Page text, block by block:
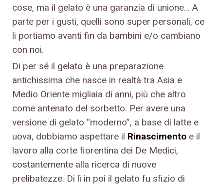
cose, ma il gelato è una garanzia di unione… A
parte per i gusti, quelli sono super personali, ce
li portiamo avanti fin da bambini e/o cambiano
con noi.
Di per sé il gelato è una preparazione
antichissima che nasce in realtà tra Asia e
Medio Oriente migliaia di anni, più che altro
come antenato del sorbetto. Per avere una
versione di gelato “moderno”, a base di latte e
uova, dobbiamo aspettare il Rinascimento e il
lavoro alla corte fiorentina dei De Medici,
costantemente alla ricerca di nuove
prelibatezze. Di lì in poi il gelato fu sfizio di